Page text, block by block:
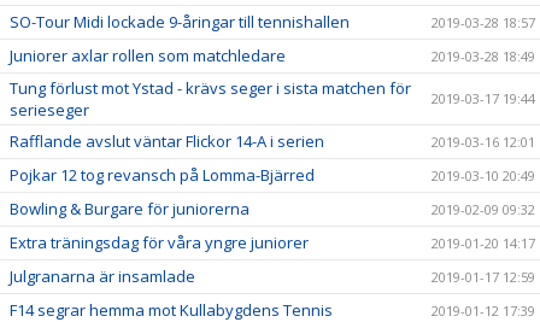
SO-Tour Midi lockade 9-åringar till tennishallen 2019-03-28 18:57
Juniorer axlar rollen som matchledare 2019-03-28 18:49
Tung förlust mot Ystad - krävs seger i sista matchen för
serieseger
2019-03-17 19:44
Rafflande avslut väntar Flickor 14-A i serien 2019-03-16 12:01
Pojkar 12 tog revansch på Lomma-Bjärred 2019-03-10 20:49
Bowling & Burgare för juniorerna 2019-02-09 09:32
Extra träningsdag för våra yngre juniorer 2019-01-20 14:17
Julgranarna är insamlade 2019-01-17 12:59
F14 segrar hemma mot Kullabygdens Tennis 2019-01-12 17:39